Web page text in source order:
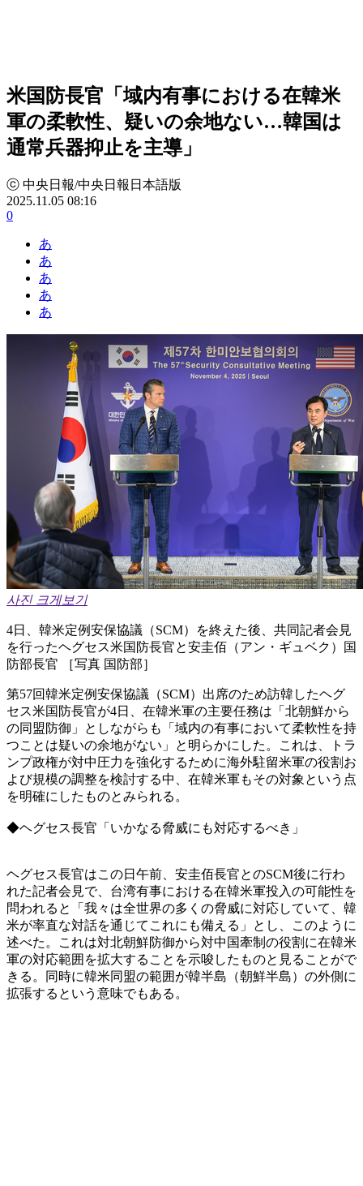
米国防長官「域内有事における在韓米
軍の柔軟性、疑いの余地ない…韓国は
通常兵器抑止を主導」
ⓒ 中央日報/中央日報日本語版
2025.11.05 08:16
0
あ
あ
あ
あ
あ
사진 크게보기
4日、韓米定例安保協議（SCM）を終えた後、共同記者会見
を行ったヘグセス米国防長官と安圭佰（アン・ギュベク）国
防部長官 ［写真 国防部］
第57回韓米定例安保協議（SCM）出席のため訪韓したヘグ
セス米国防長官が4日、在韓米軍の主要任務は「北朝鮮から
の同盟防御」としながらも「域内の有事において柔軟性を持
つことは疑いの余地がない」と明らかにした。これは、トラ
ンプ政権が対中圧力を強化するために海外駐留米軍の役割お
よび規模の調整を検討する中、在韓米軍もその対象という点
を明確にしたものとみられる。
◆ヘグセス長官「いかなる脅威にも対応するべき」
ヘグセス長官はこの日午前、安圭佰長官とのSCM後に行わ
れた記者会見で、台湾有事における在韓米軍投入の可能性を
問われると「我々は全世界の多くの脅威に対応していて、韓
米が率直な対話を通じてこれにも備える」とし、このように
述べた。これは対北朝鮮防御から対中国牽制の役割に在韓米
軍の対応範囲を拡大することを示唆したものと見ることがで
きる。同時に韓米同盟の範囲が韓半島（朝鮮半島）の外側に
拡張するという意味でもある。